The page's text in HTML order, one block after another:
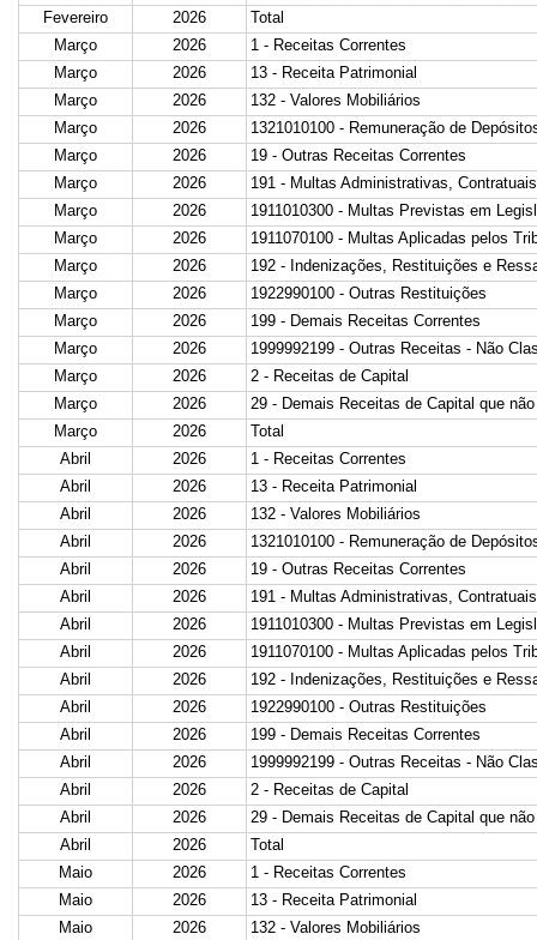
Fevereiro
2026
Total
Março
2026
1 - Receitas Correntes
Março
2026
13 - Receita Patrimonial
Março
2026
132 - Valores Mobiliários
Março
2026
1321010100 - Remuneração de
Março
2026
19 - Outras Receitas Correntes
Março
2026
191 - Multas Administrativas,
Março
2026
1911010300 - Multas Previstas em
Março
2026
1911070100 - Multas Aplicadas pelos
Março
2026
192 - Indenizações, Restituições e
Março
2026
1922990100 - Outras Restituições
Março
2026
199 - Demais Receitas Correntes
Março
2026
1999992199 - Outras Receitas - Não
Março
2026
2 - Receitas de Capital
Março
2026
29 - Demais Receitas de Capital que
Março
2026
Total
Abril
2026
1 - Receitas Correntes
Abril
2026
13 - Receita Patrimonial
Abril
2026
132 - Valores Mobiliários
Abril
2026
1321010100 - Remuneração de
Abril
2026
19 - Outras Receitas Correntes
Abril
2026
191 - Multas Administrativas,
Abril
2026
1911010300 - Multas Previstas em
Abril
2026
1911070100 - Multas Aplicadas pelos
Abril
2026
192 - Indenizações, Restituições e
Abril
2026
1922990100 - Outras Restituições
Abril
2026
199 - Demais Receitas Correntes
Abril
2026
1999992199 - Outras Receitas - Não
Abril
2026
2 - Receitas de Capital
Abril
2026
29 - Demais Receitas de Capital que
Abril
2026
Total
Maio
2026
1 - Receitas Correntes
Maio
2026
13 - Receita Patrimonial
Maio
2026 132 - Valores Mobiliários